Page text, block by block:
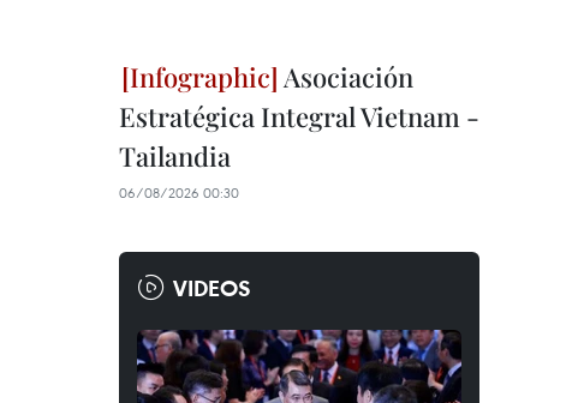
Asociación
Estratégica Integral Vietnam -
Tailandia
06/08/2026 00:30
VIDEOS